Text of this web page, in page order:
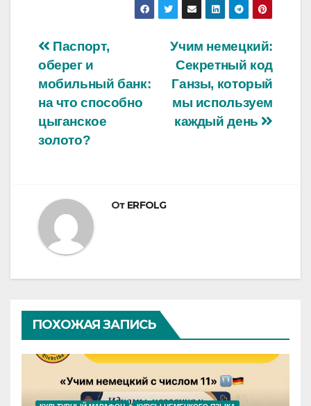
Навигация
по
записям
Учим немецкий:
Секретный код
Ганзы, который
мы используем
каждый день
Паспорт,
оберег и
мобильный банк:
на что способно
цыганское
золото?
От ERFOLG
ПОХОЖАЯ ЗАПИСЬ